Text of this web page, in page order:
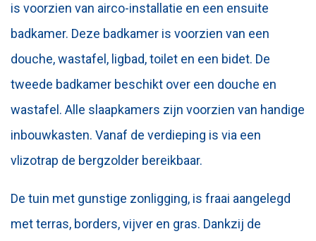
is voorzien van airco-installatie en een ensuite
badkamer. Deze badkamer is voorzien van een
douche, wastafel, ligbad, toilet en een bidet. De
tweede badkamer beschikt over een douche en
wastafel. Alle slaapkamers zijn voorzien van handige
inbouwkasten. Vanaf de verdieping is via een
vlizotrap de bergzolder bereikbaar.
De tuin met gunstige zonligging, is fraai aangelegd
met terras, borders, vijver en gras. Dankzij de